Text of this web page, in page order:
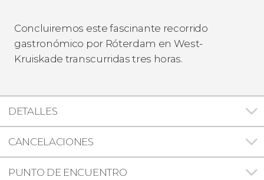
Concluiremos este fascinante recorrido
gastronómico por Róterdam en West-
Kruiskade transcurridas tres horas.
DETALLES
CANCELACIONES
PUNTO DE ENCUENTRO